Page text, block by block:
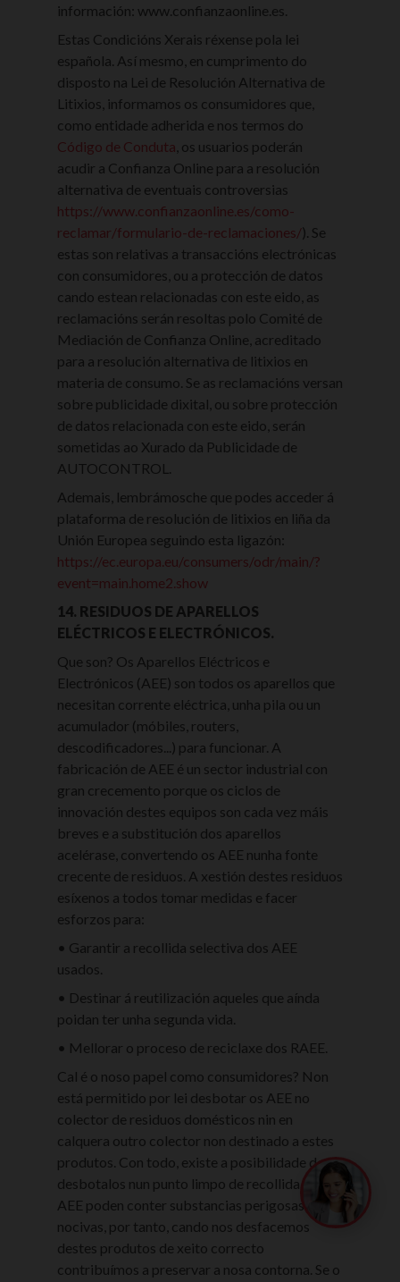
información: www.confianzaonline.es.
Estas Condicións Xerais réxense pola lei
española. Así mesmo, en cumprimento do
disposto na Lei de Resolución Alternativa de
Litixios, informamos os consumidores que,
como entidade adherida e nos termos do
Código de Conduta , os usuarios poderán
acudir a Confianza Online para a resolución
alternativa de eventuais controversias
https://www.confianzaonline.es/como-
reclamar/formulario-de-reclamaciones/). Se
estas son relativas a transaccións electrónicas
con consumidores, ou a protección de datos
cando estean relacionadas con este eido, as
reclamacións serán resoltas polo Comité de
Mediación de Confianza Online, acreditado
para a resolución alternativa de litixios en
materia de consumo. Se as reclamacións versan
sobre publicidade dixital, ou sobre protección
de datos relacionada con este eido, serán
sometidas ao Xurado da Publicidade de
AUTOCONTROL.
Ademais, lembrámosche que podes acceder á
plataforma de resolución de litixios en liña da
Unión Europea seguindo esta ligazón:
https://ec.europa.eu/consumers/odr/main/?
event=main.home2.show
14. RESIDUOS DE APARELLOS
ELÉCTRICOS E ELECTRÓNICOS.
Que son? Os Aparellos Eléctricos e
Electrónicos (AEE) son todos os aparellos que
necesitan corrente eléctrica, unha pila ou un
acumulador (móbiles, routers,
descodificadores...) para funcionar. A
fabricación de AEE é un sector industrial con
gran crecemento porque os ciclos de
innovación destes equipos son cada vez máis
breves e a substitución dos aparellos
acelérase, convertendo os AEE nunha fonte
crecente de residuos. A xestión destes residuos
esíxenos a todos tomar medidas e facer
esforzos para:
• Garantir a recollida selectiva dos AEE
usados.
• Destinar á reutilización aqueles que aínda
poidan ter unha segunda vida.
• Mellorar o proceso de reciclaxe dos RAEE.
Cal é o noso papel como consumidores? Non
está permitido por lei desbotar os AEE no
colector de residuos domésticos nin en
calquera outro colector non destinado a estes
produtos. Con todo, existe a posibilidade de
desbotalos nun punto limpo de recollida. Os
AEE poden conter substancias perigosas e/ou
nocivas, por tanto, cando nos desfacemos
destes produtos de xeito correcto
contribuímos a preservar a nosa contorna. Se o
queres